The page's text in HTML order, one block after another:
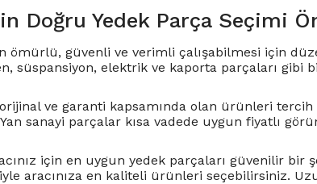
Doğru Yedek Parça Seçimi
ömürlü, güvenli ve verimli çalışabilmesi için
süspansiyon, elektrik ve kaporta parçaları gibi
ve garanti kapsamında olan ürünleri tercih
sanayi parçalar kısa vadede uygun fiyatlı
için en uygun yedek parçaları güvenilir bir
aracınıza en kaliteli ürünleri seçebilirsiniz.